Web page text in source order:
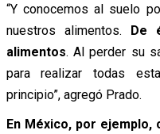
“Y conocemos al suelo
nuestros alimentos. De
alimentos. Al perder su
para realizar todas
principio”, agregó Prado.
En México, por